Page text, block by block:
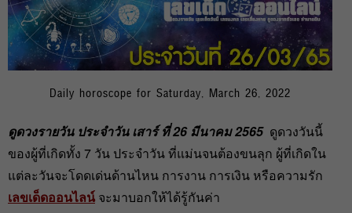
Daily horoscope for Saturday, March 26, 2022
ดูดวงรายวัน ประจำวัน เสาร์ ที่ 26 มีนาคม 2565 ดูดวงวันนี้
ของผู้ที่เกิดทั้ง 7 วัน ประจำวัน ที่แม่นจนต้องขนลุก ผู้ที่เกิดใน
แต่ละวันจะโดดเด่นด้านไหน การงาน การเงิน หรือความรัก
เลขเด็ดออนไลน์ จะมาบอกให้ได้รู้กันค่า